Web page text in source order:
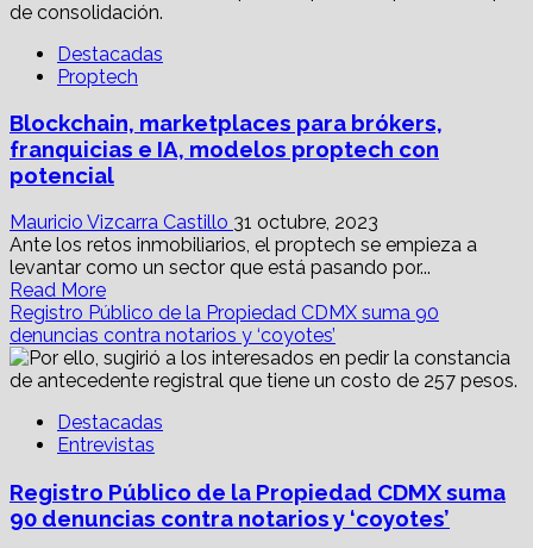
¿Cómo
ayuda
la
Artificial
para
iniciar
un
negocio?
Destacadas
Proptech
Blockchain, marketplaces para brókers,
franquicias e IA, modelos proptech con
potencial
Mauricio Vizcarra Castillo 31 octubre, 2023
Ante los retos inmobiliarios, el proptech se empieza a
levantar como un sector que está pasando por...
Read MoreRead
more
about
Blockchain,
marketplaces
brókers,
franquicias
IA,
modelos
Registro Público de la Propiedad CDMX suma 90
denuncias contra notarios y ‘coyotes’
Destacadas
Entrevistas
Registro Público de la Propiedad CDMX suma
90 denuncias contra notarios y ‘coyotes’